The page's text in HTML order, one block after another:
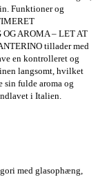
Funktioner og
AROMA – LET AT
tillader med
en kontrolleret og
langsomt, hvilket
sin fulde aroma og
i Italien.
med glasophæng,